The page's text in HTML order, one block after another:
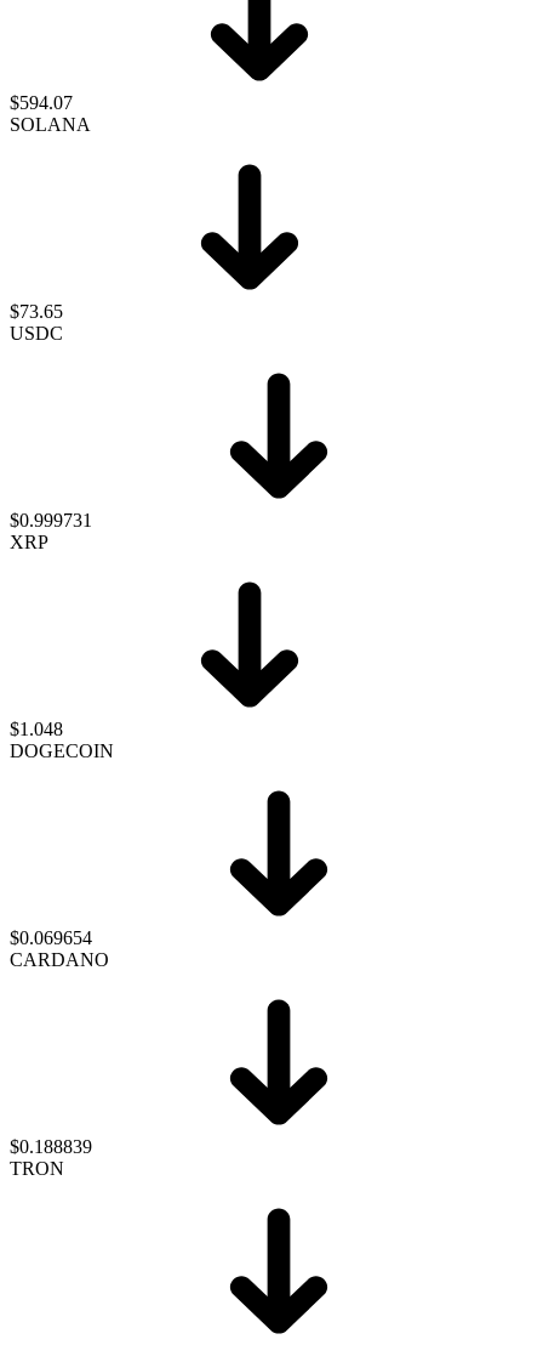
$594.07
SOLANA
$73.65
USDC
$0.999731
XRP
$1.048
DOGECOIN
$0.069654
CARDANO
$0.188839
TRON